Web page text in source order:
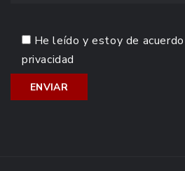
He leído y estoy de
privacidad